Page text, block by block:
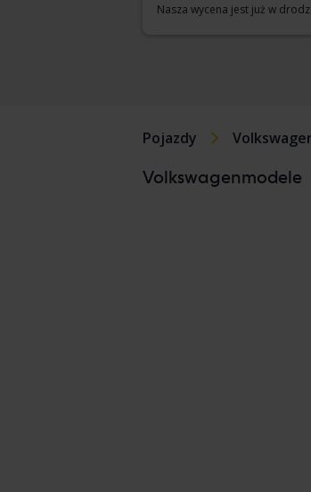
Nasza wycena jest już w
Pojazdy
Volkswagenmodele